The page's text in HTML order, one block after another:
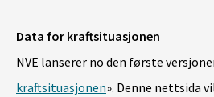
Data for kraftsituasjonen
NVE lanserer no den første
kraftsituasjonen». Denne nettsida